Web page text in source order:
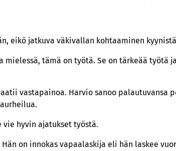
eikö jatkuva väkivallan kohtaaminen
tämä on työtä. Se on tärkeää työtä
vastapainoa. Harvio sanoo palautuvansa
hyvin ajatukset työstä.
on innokas vapaalaskija eli hän laskee